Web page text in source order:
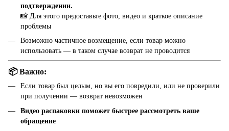
подтверждении.
📸 Для этого предоставьте фото, видео и краткое описание
проблемы
Возможно частичное возмещение, если товар можно
использовать — в таком случае возврат не проводится
📦 Важно:
Если товар был целым, но вы его повредили, или не проверили
при получении — возврат невозможен
Видео распаковки поможет быстрее рассмотреть ваше
обращение